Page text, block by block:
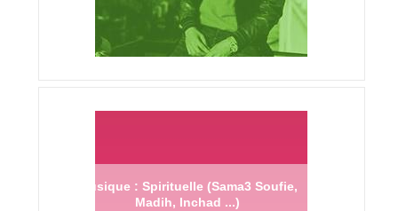
Musique : Spirituelle (Sama3 Soufie,
Madih, Inchad ...)